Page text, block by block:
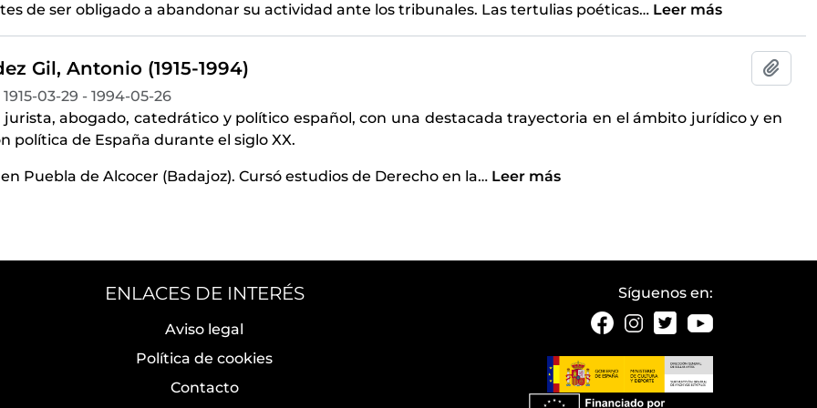
de ser obligado a abandonar su actividad ante los tribunales. Las tertulias poéticas… Leer más
Gil, Antonio (1915-1994)
1915-03-29 - 1994-05-26
abogado, catedrático y político español, con una destacada trayectoria en el ámbito jurídico y en
política de España durante el siglo XX.
en Puebla de Alcocer (Badajoz). Cursó estudios de Derecho en la… Leer más
ENLACES DE INTERÉS
Aviso legal
Política de cookies
Contacto
Síguenos en: